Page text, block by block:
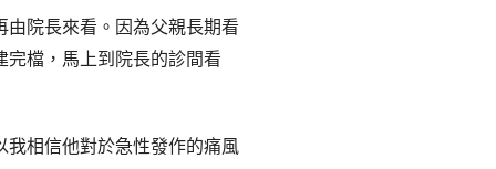
院長來看。因為父親長期看
檔，馬上到院長的診間看
相信他對於急性發作的痛風